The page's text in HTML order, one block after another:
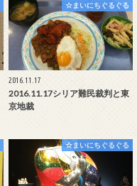
☆まいにちぐるぐる
2016.11.17
2016.11.17シリア難民裁判と東
京地裁
☆まいにちぐるぐる